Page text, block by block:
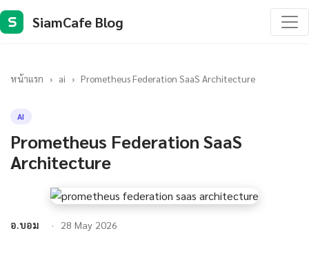
S SiamCafe Blog
หน้าแรก › ai › Prometheus Federation SaaS Architecture
AI
Prometheus Federation SaaS
Architecture
อ.บอม 28 May 2026